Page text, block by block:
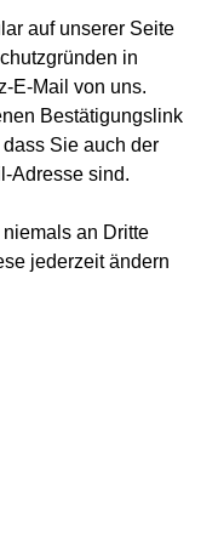
auf unserer Seite
in
E-Mail von uns.
Bestätigungslink
Sie auch der
Adresse sind.
an Dritte
jederzeit ändern